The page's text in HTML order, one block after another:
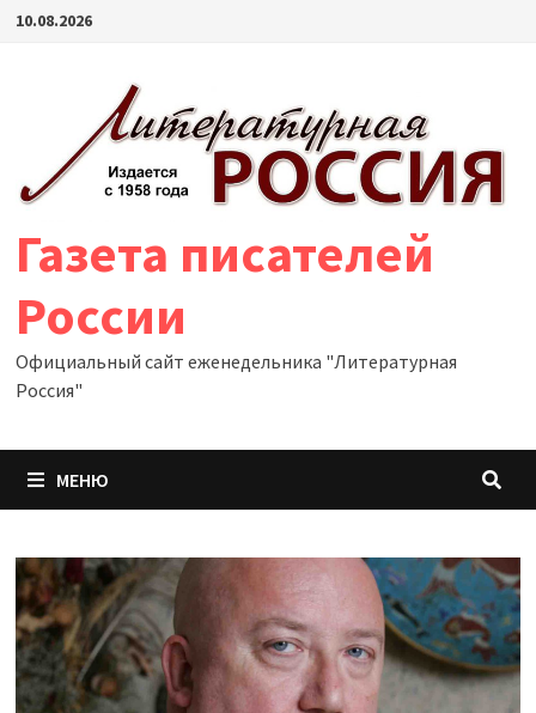
Перейти
10.08.2026
Газета писателей
России
Официальный сайт еженедельника "Литературная
Россия"
МЕНЮ